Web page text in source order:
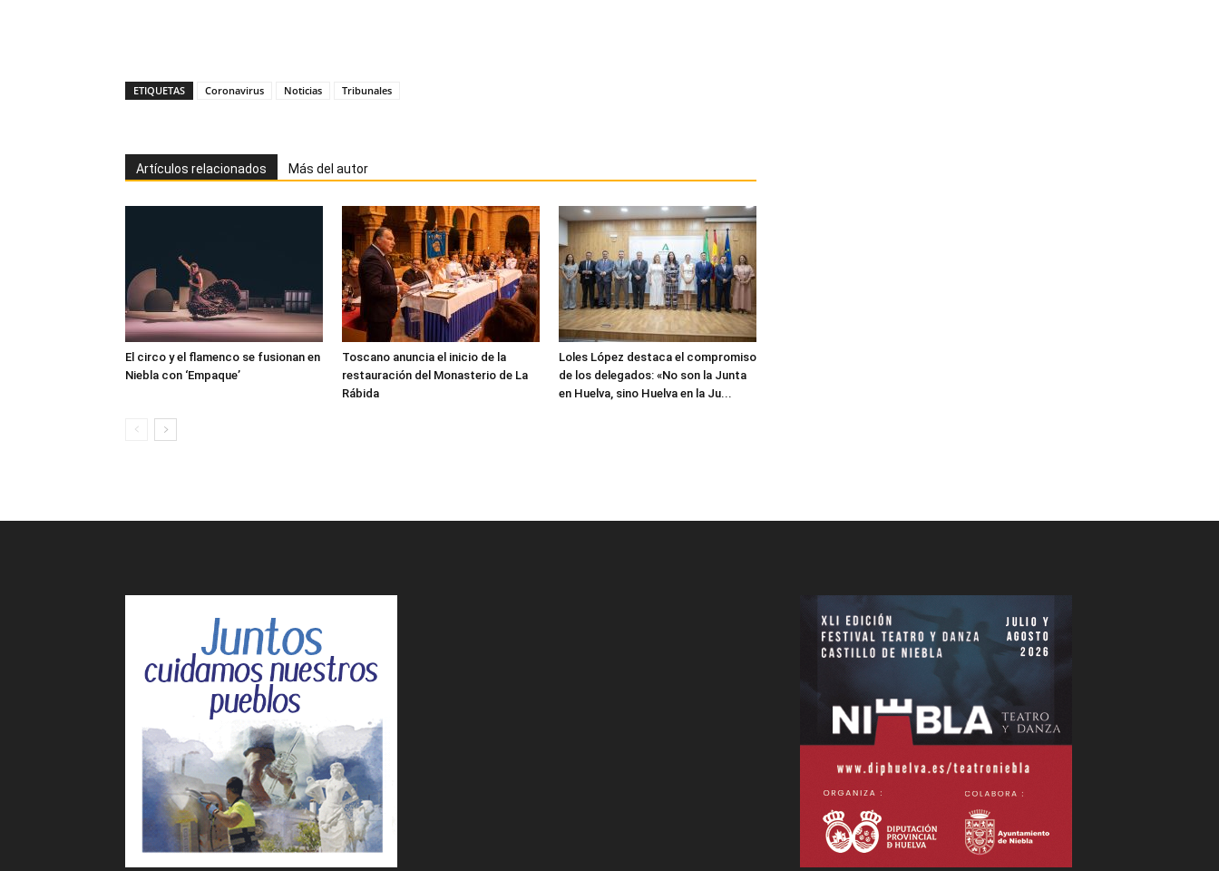
ETIQUETAS Coronavirus Noticias Tribunales
Artículos relacionados Más del autor
El circo y el flamenco se fusionan en
Niebla con ‘Empaque’
Toscano anuncia el inicio de la
restauración del Monasterio de La
Rábida
Loles López destaca el compromiso
de los delegados: «No son la Junta
en Huelva, sino Huelva en la Ju...